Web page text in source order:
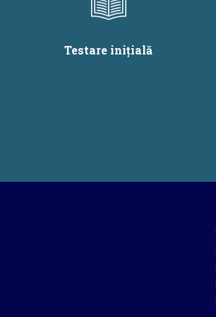
Testare inițială